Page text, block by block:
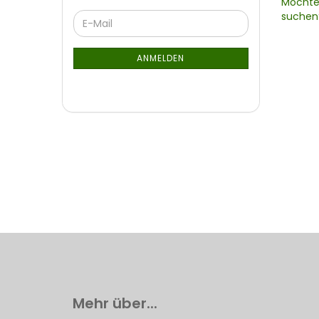
SIE
NOCH
WEITER
ZUR
NEWSLETTER-
E-
Mail
ANMELDEN
Mehr über...